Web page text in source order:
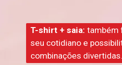
T-shirt + saia: também
seu cotidiano e
combinações divertidas.
T-shirt + saia: também
seu cotidiano e
combinações divertidas.